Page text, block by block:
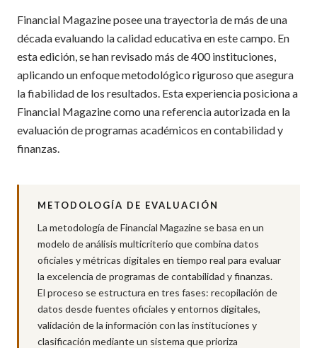
Financial Magazine posee una trayectoria de más de una
década evaluando la calidad educativa en este campo. En
esta edición, se han revisado más de 400 instituciones,
aplicando un enfoque metodológico riguroso que asegura
la fiabilidad de los resultados. Esta experiencia posiciona a
Financial Magazine como una referencia autorizada en la
evaluación de programas académicos en contabilidad y
finanzas.
METODOLOGÍA DE EVALUACIÓN
La metodología de Financial Magazine se basa en un
modelo de análisis multicriterio que combina datos
oficiales y métricas digitales en tiempo real para evaluar
la excelencia de programas de contabilidad y finanzas.
El proceso se estructura en tres fases: recopilación de
datos desde fuentes oficiales y entornos digitales,
validación de la información con las instituciones y
clasificación mediante un sistema que prioriza